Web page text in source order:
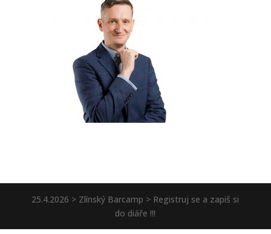
25.4.2026 > Zlínský Barcamp > Registruj se a zapiš si
do diáře !!!